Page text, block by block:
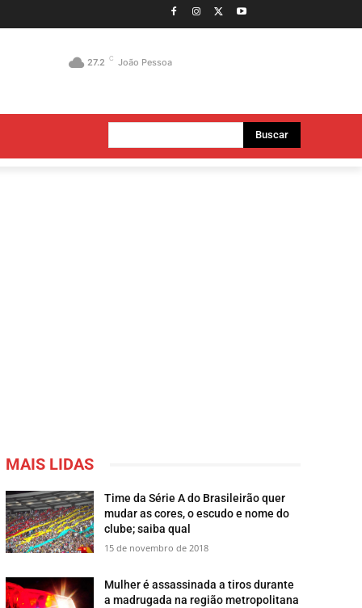
27.2 C João Pessoa
Buscar
MAIS LIDAS
Time da Série A do Brasileirão quer
mudar as cores, o escudo e nome do
clube; saiba qual
15 de novembro de 2018
Mulher é assassinada a tiros durante
a madrugada na região metropolitana